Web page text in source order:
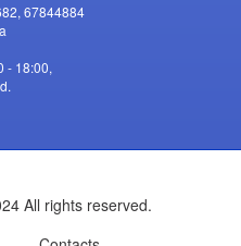
67844884
- 18:00,
All rights reserved.